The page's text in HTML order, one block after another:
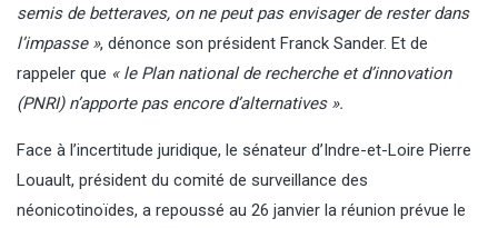
semis de betteraves, on ne peut pas envisager de rester dans
l’impasse », dénonce son président Franck Sander. Et de
rappeler que « le Plan national de recherche et d’innovation
(PNRI) n’apporte pas encore d’alternatives ».
Face à l’incertitude juridique, le sénateur d’Indre-et-Loire Pierre
Louault, président du comité de surveillance des
néonicotinoïdes, a repoussé au 26 janvier la réunion prévue le